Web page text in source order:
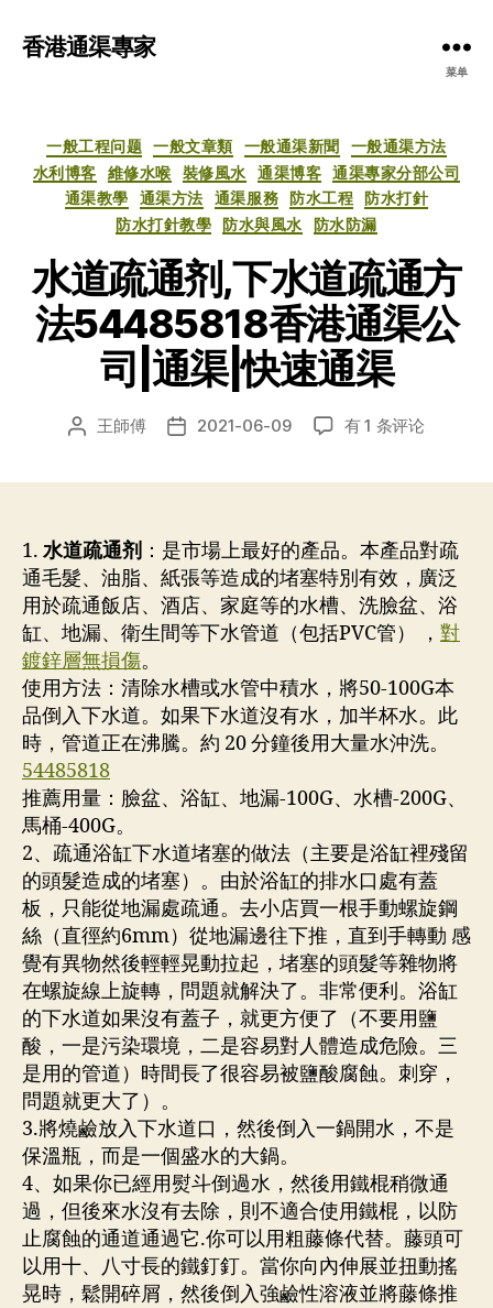
香港通渠專家
菜单
分
类
一般工程问题 一般文章類 一般通渠新聞
一般通渠方法
水利博客
維修水喉 裝修風水 通渠博客 通渠專家分部公司
通渠教學
通渠方法 通渠服務 防水工程
防水打針
防水打針教學
防水與風水 防水防漏
水道疏通剂,下水道疏通方
法54485818香港通渠公
司|通渠|快速通渠
文 王師傅
发 2021-06-09
水
水
道
疏
通
法
54485818
香
通
渠
司|
通
渠|
快
速
通
渠
有 1 条评论
1. 水道疏通剂 ：是市場上最好的產品。本產品對疏
通毛髮、油脂、紙張等造成的堵塞特別有效，廣泛
用於疏通飯店、酒店、家庭等的水槽、洗臉盆、浴
缸、地漏、衛生間等下水管道（包括PVC管） ， 對
鍍鋅層無損傷。
使用方法：清除水槽或水管中積水，將50-100G本
品倒入下水道。如果下水道沒有水，加半杯水。此
時，管道正在沸騰。約 20 分鐘後用大量水沖洗。
54485818
推薦用量：臉盆、浴缸、地漏-100G、水槽-200G、
馬桶-400G。
2、疏通浴缸下水道堵塞的做法（主要是浴缸裡殘留
的頭髮造成的堵塞）。由於浴缸的排水口處有蓋
板，只能從地漏處疏通。去小店買一根手動螺旋鋼
絲（直徑約6mm）從地漏邊往下推，直到手轉動 感
覺有異物然後輕輕晃動拉起，堵塞的頭髮等雜物將
在螺旋線上旋轉，問題就解決了。非常便利。浴缸
的下水道如果沒有蓋子，就更方便了（不要用鹽
酸，一是污染環境，二是容易對人體造成危險。三
是用的管道）時間長了很容易被鹽酸腐蝕。刺穿，
問題就更大了）。
3.將燒鹼放入下水道口，然後倒入一鍋開水，不是
保溫瓶，而是一個盛水的大鍋。
4、如果你已經用熨斗倒過水，然後用鐵棍稍微通
過，但後來水沒有去除，則不適合使用鐵棍，以防
止腐蝕的通道通過它.你可以用粗藤條代替。藤頭可
以用十、八寸長的鐵釘釘。當你向內伸展並扭動搖
晃時，鬆開碎屑，然後倒入強鹼性溶液並將藤條推